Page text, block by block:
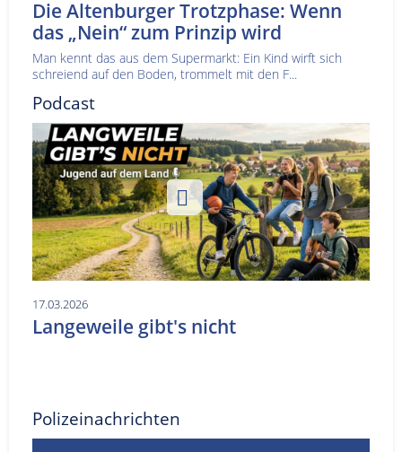
Die Altenburger Trotzphase: Wenn
das „Nein“ zum Prinzip wird
Man kennt das aus dem Supermarkt: Ein Kind wirft sich
schreiend auf den Boden, trommelt mit den F...
Podcast
17.03.2026
Langeweile gibt's nicht
Polizeinachrichten